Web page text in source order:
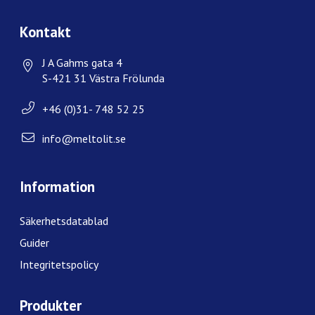
Kontakt
J A Gahms gata 4
S-421 31 Västra Frölunda
+46 (0)31- 748 52 25
info@meltolit.se
Information
Säkerhetsdatablad
Guider
Integritetspolicy
Produkter